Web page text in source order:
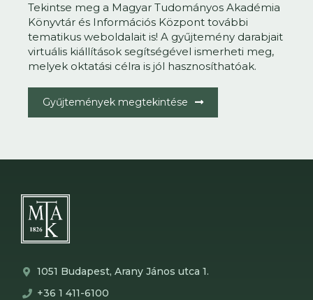
Tekintse meg a Magyar Tudományos Akadémia
Könyvtár és Információs Központ további
tematikus weboldalait is! A gyűjtemény darabjait
virtuális kiállítások segítségével ismerheti meg,
melyek oktatási célra is jól hasznosíthatóak.
Gyűjtemények megtekintése
1051 Budapest, Arany János utca 1.
+36 1 411-6100